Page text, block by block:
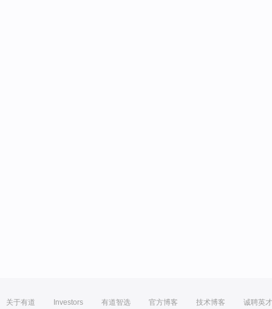
关于有道 Investors 有道智选 官方博客 技术博客 诚聘英才